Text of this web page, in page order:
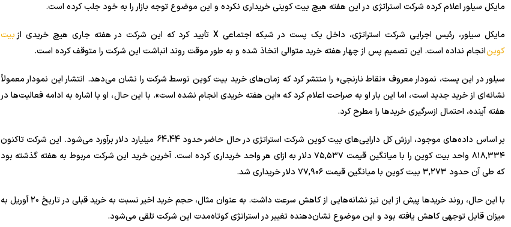
مایکل سیلور اعلام کرده شرکت استراتژی در این هفته هیچ بیت کوینی خریداری نکرده و این موضوع توجه بازار را به خود جلب کرده است.
مایکل سیلور، رئیس اجرایی شرکت استراتژی، داخل یک پست در شبکه اجتماعی X تأیید کرد که این شرکت در هفته جاری هیچ خریدی از
بیت
کوینانجام نداده است. این تصمیم پس از چهار هفته خرید متوالی اتخاذ شده و به طور موقت روند انباشت این شرکت را متوقف کرده است.
سیلور در این پست، نمودار معروف «نقاط نارنجی» را منتشر کرد که زمان‌های خرید بیت کوین توسط شرکت را نشان می‌دهد. انتشار این نمودار معمولاً
نشانه‌ای از خرید جدید است، اما این بار او به صراحت اعلام کرد که «این هفته خریدی انجام نشده است». با این حال، او با اشاره به ادامه فعالیت‌ها در
هفته آینده، احتمال ازسرگیری خریدها را مطرح کرد.
بر اساس داده‌های موجود، ارزش کل دارایی‌های بیت کوین شرکت استراتژی در حال حاضر حدود 64،44 میلیارد دلار برآورد می‌شود. این شرکت تاکنون
۸۱۸,۳۳۴ واحد بیت کوین را با میانگین قیمت ۷۵,۵۳۷ دلار به ازای هر واحد خریداری کرده است. آخرین خرید این شرکت مربوط به هفته گذشته بود
که طی آن حدود ۳,۲۷۳ بیت کوین با میانگین قیمت ۷۷,۹۰۶ دلار خریداری شد.
با این حال، روند خریدها پیش از این نیز نشانه‌هایی از کاهش سرعت داشت. به عنوان مثال، حجم خرید اخیر نسبت به خرید قبلی در تاریخ ۲۰ آوریل به
میزان قابل توجهی کاهش یافته بود و این موضوع نشان‌دهنده تغییر در استراتژی کوتاه‌مدت این شرکت تلقی می‌شود.